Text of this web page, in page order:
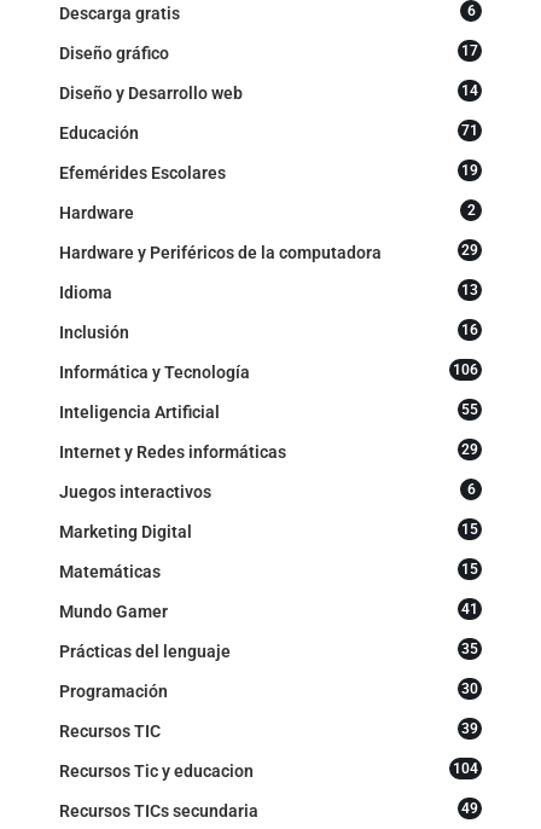
Descarga gratis 6
Diseño gráfico 17
Diseño y Desarrollo web 14
Educación 71
Efemérides Escolares 19
Hardware 2
Hardware y Periféricos de la computadora 29
Idioma 13
Inclusión 16
Informática y Tecnología 106
Inteligencia Artificial 55
Internet y Redes informáticas 29
Juegos interactivos 6
Marketing Digital 15
Matemáticas 15
Mundo Gamer 41
Prácticas del lenguaje 35
Programación 30
Recursos TIC 39
Recursos Tic y educacion 104
Recursos TICs secundaria 49